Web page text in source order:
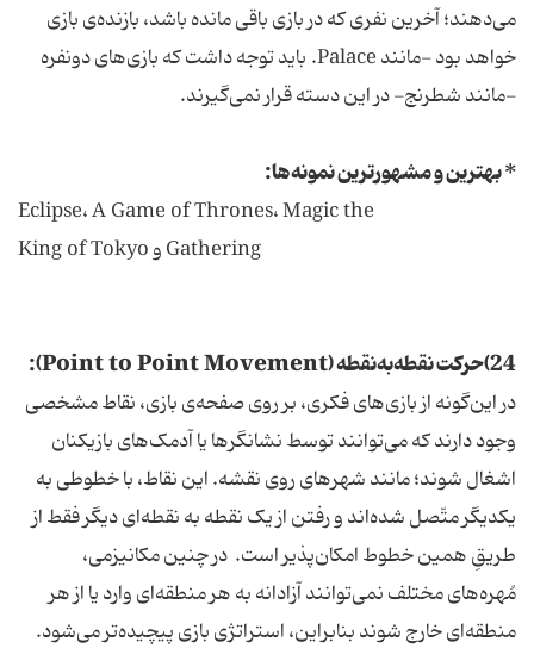
می‌دهند؛ آخرین نفری که در بازی باقی مانده باشد، بازنده‌ی بازی
خواهد بود -مانند Palace. باید توجه داشت که بازی‌های دونفره
-مانند شطرنج- در این دسته قرار نمی‌گیرند.
* بهترین و مشهورترین نمونه‌ها:
Eclipse، A Game of Thrones، Magic the
Gathering و King of Tokyo
24)حرکت نقطه‌به‌نقطه (Point to Point Movement):
در این‌گونه از بازی‌های فکری، بر روی صفحه‌ی بازی، نقاط مشخصی
وجود دارند که می‌توانند ‌توسط نشانگرها یا آدمک‌های بازیکنان
اشغال شوند؛ مانند شهرهای روی نقشه. این نقاط، با خطوطی به
یکدیگر متّصل شده‌اند و رفتن از یک نقطه به نقطه‌ای دیگر فقط از
طریقِ همین خطوط امکان‌پذیر است. در چنین مکانیزمی،
مُهره‌های مختلف نمی‌توانند آزادانه به هر منطقه‌ای وارد یا از هر
منطقه‌ای خارج شوند بنابراین، استراتژی بازی پیچیده‌تر می‌شود.